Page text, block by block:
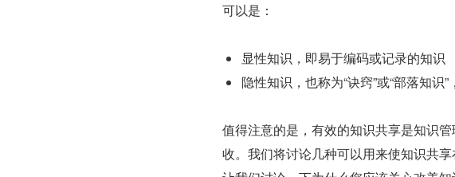
可以是：
显性知识，即易于编码或记录的知识
隐性知识，也称为“诀窍”或“部落知识
值得注意的是，有效的知识共享是知识
收。我们将讨论几种可以用来使知识共